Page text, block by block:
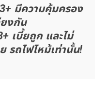
มีความคุ้มครอง
ยงกัน
เบี้ยถูก และไม่
รถไฟไหม้เท่านั้น!